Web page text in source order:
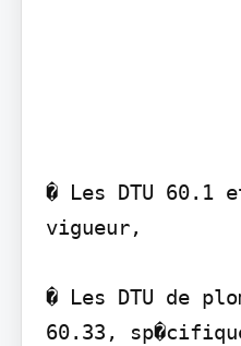
� Les DTU 60.1
vigueur,
� Les DTU de
60.33,